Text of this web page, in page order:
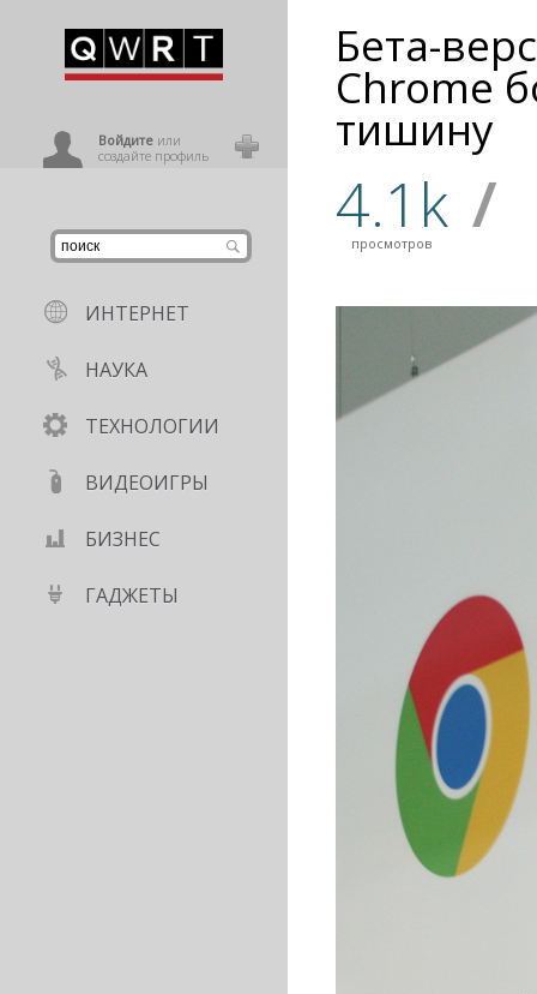
Войдитеили
создайте профиль
ИНТЕРНЕТ
НАУКА
ТЕХНОЛОГИИ
ВИДЕОИГРЫ
БИЗНЕС
ГАДЖЕТЫ
Бета-
Chrome
тишину
4.1k
просмотров /